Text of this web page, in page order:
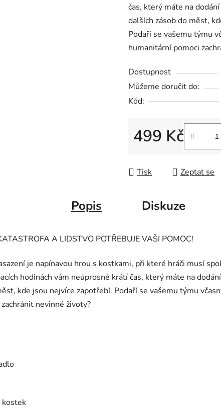
čas, který máte na
dalších zásob do měst,
Podaří se vašemu týmu
humanitární pomoci
Dostupnost
Můžeme doručit do:
Kód:
499 Kč
Tisk Zeptat se
Popis Diskuze
A LIDSTVO POTŘEBUJE VAŠI POMOC!
je napínavou hrou s kostkami, při které hráči musí
hodinách vám neúprosně krátí čas, který máte na
kde jsou nejvíce zapotřebí. Podaří se vašemu týmu
nevinné životy?
kostek